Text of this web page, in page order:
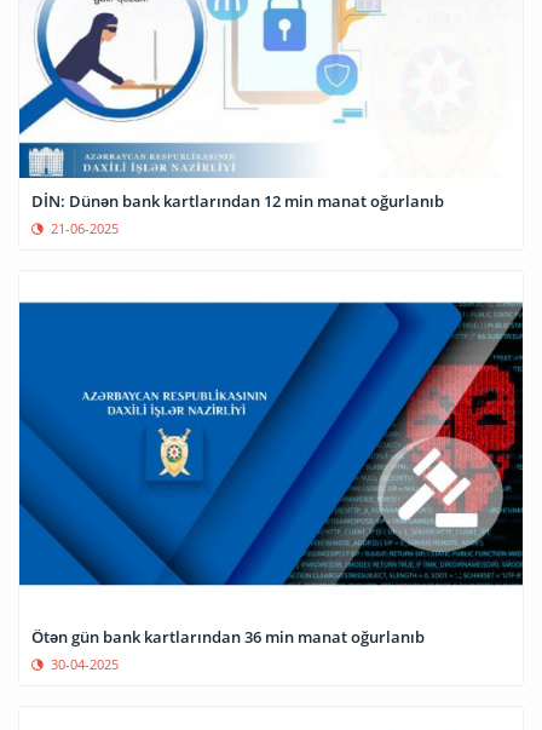
DİN: Dünən bank kartlarından 12 min manat oğurlanıb
21-06-2025
Ötən gün bank kartlarından 36 min manat oğurlanıb
30-04-2025